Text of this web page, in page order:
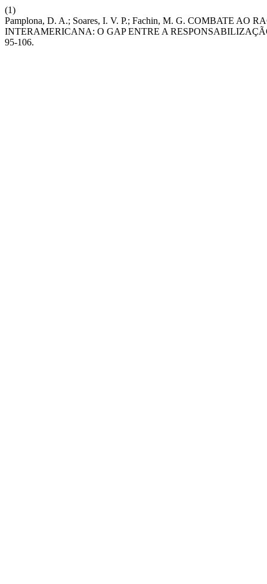
(1)
Pamplona, D. A.; Soares, I. V. P.; Fachin, M. G. COMBATE AO
INTERAMERICANA: O GAP ENTRE A
95-106.